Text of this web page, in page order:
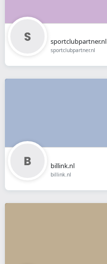
sportclubpartner.nl
sportclubpartner.nl
billink.nl
billink.nl